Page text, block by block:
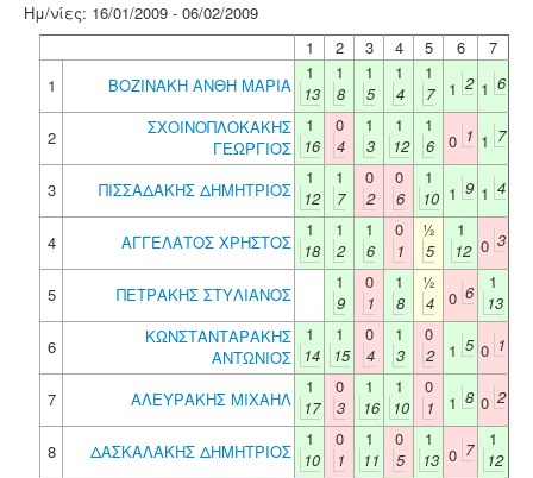
Ημ/νίες: 16/01/2009 - 06/02/2009
1
2 3 4 5 6
7
1
ΒΟΖΙΝΑΚΗ ΑΝΘΗ ΜΑΡΙΑ
1
13
1
8
1
5
1
4
1
7
1 2 1 6
2
ΣΧΟΙΝΟΠΛΟΚΑΚΗΣ
ΓΕΩΡΓΙΟΣ
1
16
0
4
1
3
1
12
1
6
0 1 1 7
3 ΠΙΣΣΑΔΑΚΗΣ ΔΗΜΗΤΡΙΟΣ
1
12
1
7
0
2
0
6
1
10 1 9 1 4
4 ΑΓΓΕΛΑΤΟΣ ΧΡΗΣΤΟΣ
1
18
1
2
1
6
0
1
½
5
1
12 0 3
5 ΠΕΤΡΑΚΗΣ ΣΤΥΛΙΑΝΟΣ
1
9
0
1
1
8
½
4
0 6
1
13
6
ΚΩΝΣΤΑΝΤΑΡΑΚΗΣ
ΑΝΤΩΝΙΟΣ
1
14
1
15
0
4
1
3
0
2
1 5 0 1
7 ΑΛΕΥΡΑΚΗΣ ΜΙΧΑΗΛ
1
17
0
3
1
16
1
10
0
1
1 8 0 2
8 ΔΑΣΚΑΛΑΚΗΣ ΔΗΜΗΤΡΙΟΣ
1
10
0
1
1
11
0
5
1
13 0 7
1
12